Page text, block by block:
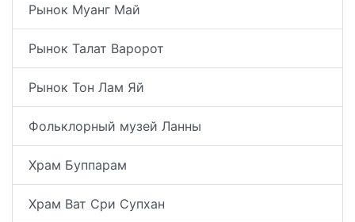
Рынок Муанг Май
Рынок Талат Варорот
Рынок Тон Лам Яй
Фольклорный музей Ланны
Храм Буппарам
Храм Ват Сри Супхан